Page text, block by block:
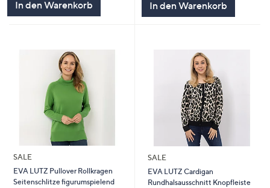
In den Warenkorb In den Warenkorb
SALE
EVA LUTZ Pullover Rollkragen
Seitenschlitze figurumspielend
SALE
EVA LUTZ Cardigan
Rundhalsausschnitt Knopfleiste